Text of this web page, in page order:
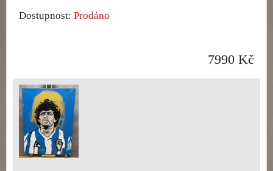
Dostupnost: Prodáno
7990 Kč